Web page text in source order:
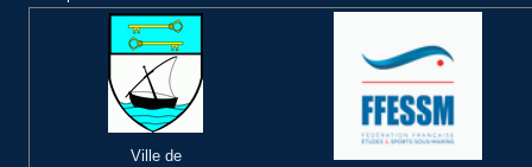
Ville de